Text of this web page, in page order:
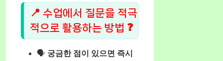
📍 수업에서 질문을 적극
적으로 활용하는 방법 ❓
🗣️ 궁금한 점이 있으면 즉시